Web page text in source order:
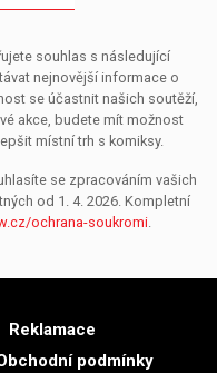
souhlas s následující
nejnovější informace o
se účastnit našich soutěží,
akce, budete mít možnost
místní trh s komiksy.
se zpracováním vašich
od 1. 4. 2026. Kompletní
ochrana-soukromi.
Reklamace
podmínky